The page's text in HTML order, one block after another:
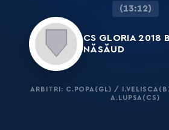
(13:12)
CS GLORIA 2018
NĂSĂUD
ARBITRI: C.POPA(GL) /
A.LUPSA(CS)